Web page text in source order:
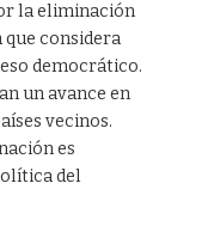
la eliminación
que considera
democrático.
un avance en
vecinos.
es
del